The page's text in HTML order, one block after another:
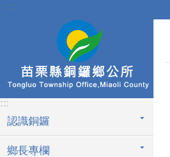
跳到主要內容區塊
:::
:::
認識銅鑼
鄉長專欄